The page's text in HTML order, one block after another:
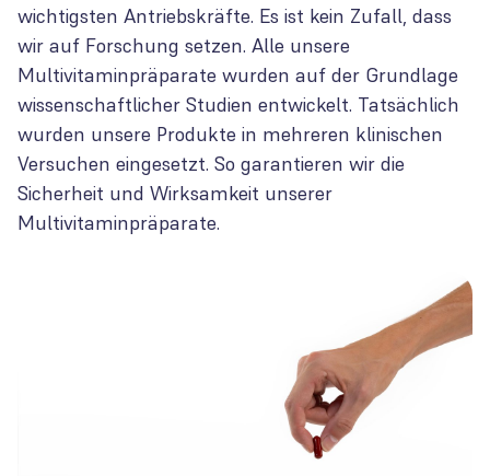
wichtigsten Antriebskräfte. Es ist kein Zufall, dass
wir auf Forschung setzen. Alle unsere
Multivitaminpräparate wurden auf der Grundlage
wissenschaftlicher Studien entwickelt. Tatsächlich
wurden unsere Produkte in mehreren klinischen
Versuchen eingesetzt. So garantieren wir die
Sicherheit und Wirksamkeit unserer
Multivitaminpräparate.